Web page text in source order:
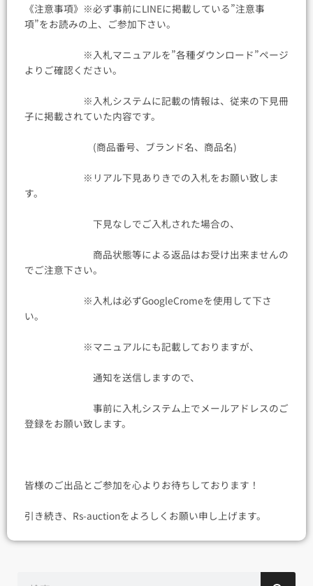
《注意事項》※必ず事前にLINEに掲載している”注意事
項”をお読みの上、ご参加下さい。
※入札マニュアルを”各種ダウンロード”ページ
よりご確認ください。
※入札システムに記載の情報は、従来の下見冊
子に掲載されていた内容です。
(商品番号、ブランド名、商品名)
※リアル下見ありきでの入札をお願い致しま
す。
下見なしでご入札された場合の、
商品状態等による返品はお受け出来ませんの
でご注意下さい。
※入札は必ずGoogleCromeを使用して下さ
い。
※マニュアルにも記載しておりますが、
通知を送信しますので、
事前に入札システム上でメールアドレスのご
登録をお願い致します。
皆様のご出品とご参加を心よりお待ちしております！
引き続き、Rs-auctionをよろしくお願い申し上げます。